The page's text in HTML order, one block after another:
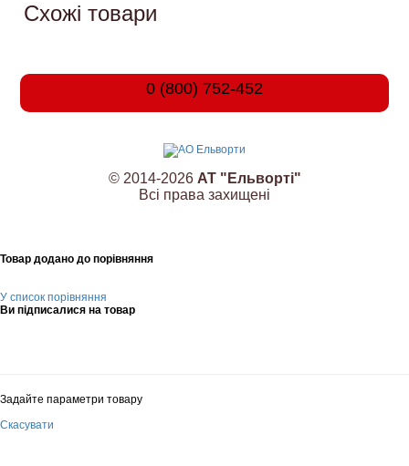
Схожі товари
0 (800) 752-452
© 2014-2026 АТ "Ельворті"
Всі права захищені
Товар додано до порівняння
У список порівняння
Ви підписалися на товар
Задайте параметри товару
Скасувати